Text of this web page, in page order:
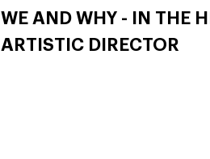
WE AND WHY - IN THE
ARTISTIC DIRECTOR